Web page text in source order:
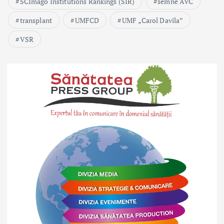
transplant
UMFCD
UMF „Carol Davila”
VSR